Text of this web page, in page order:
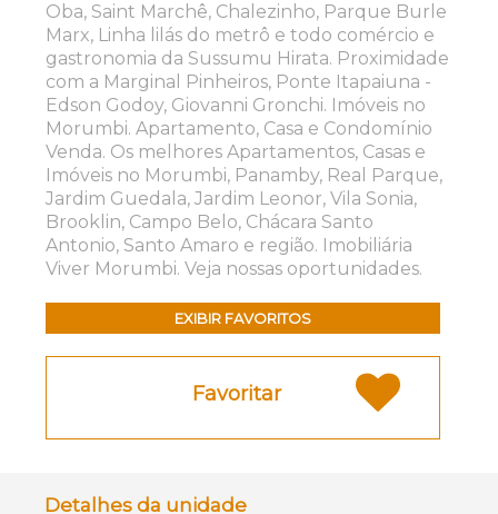
Oba, Saint Marchê, Chalezinho, Parque Burle
Marx, Linha lilás do metrô e todo comércio e
gastronomia da Sussumu Hirata. Proximidade
com a Marginal Pinheiros, Ponte Itapaiuna -
Edson Godoy, Giovanni Gronchi. Imóveis no
Morumbi. Apartamento, Casa e Condomínio
Venda. Os melhores Apartamentos, Casas e
Imóveis no Morumbi, Panamby, Real Parque,
Jardim Guedala, Jardim Leonor, Vila Sonia,
Brooklin, Campo Belo, Chácara Santo
Antonio, Santo Amaro e região. Imobiliária
Viver Morumbi. Veja nossas oportunidades.
EXIBIR FAVORITOS
Favoritar
Detalhes da unidade